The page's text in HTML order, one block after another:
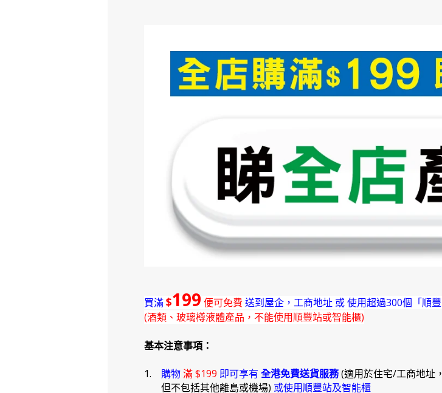
買滿$199 便可免費 送到屋企，工商地址 或 使用超過300個「順豐
(酒類、玻璃樽液體產品，不能使用順豐站或智能櫃)
基本注意事項：
1. 購物滿 $199 即可享有 全港免費送貨服務(適用於住宅/工商地址
但不包括其他離島或機場) 或使用順豐站及智能櫃